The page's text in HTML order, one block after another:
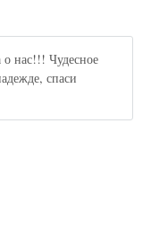
нас!!! Чудесное
спаси